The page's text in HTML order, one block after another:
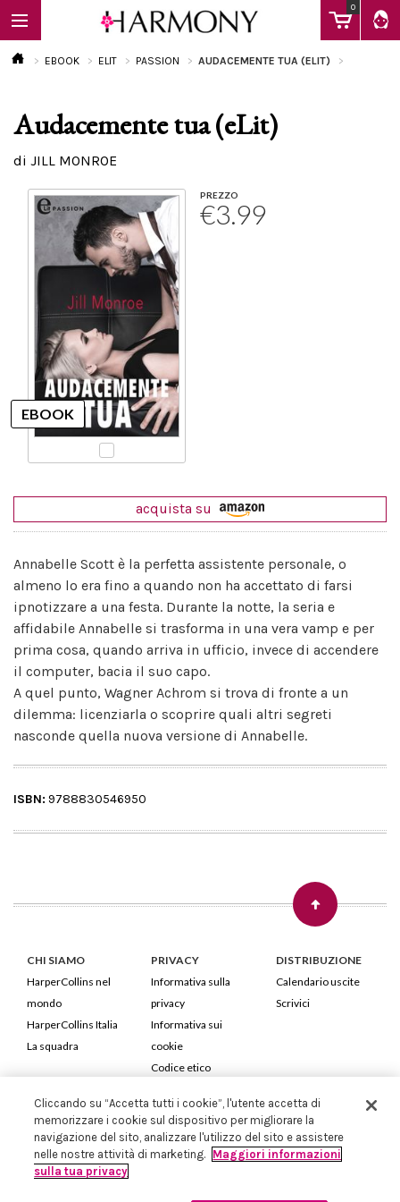
0
EBOOK
Calendario
EBOOK ELIT PASSION AUDACEMENTE TUA (ELIT)
Audacemente tua (eLit)
di JILL MONROE
PREZZO
€3.99
acquista su
Annabelle Scott è la perfetta assistente personale, o
almeno lo era fino a quando non ha accettato di farsi
ipnotizzare a una festa. Durante la notte, la seria e
affidabile Annabelle si trasforma in una vera vamp e per
prima cosa, quando arriva in ufficio, invece di accendere
il computer, bacia il suo capo.
A quel punto, Wagner Achrom si trova di fronte a un
dilemma: licenziarla o scoprire quali altri segreti
nasconde quella nuova versione di Annabelle.
ISBN: 9788830546950
CHI SIAMO
HarperCollins nel
mondo
HarperCollins Italia
La squadra
PRIVACY
Informativa sulla
privacy
Informativa sui
cookie
Codice etico
DISTRIBUZIONE
Calendario uscite
Scrivici
HarperCollins Italia S.p.A. Viale Monte Nero, 84 - 20135 Milano
Cod. Fiscale e P.IVA 05946780151 - Capitale Sociale 258.250 €
Iscritta in Milano al Registro delle imprese nr.198004 e REA nr.1051898
Cliccando su “Accetta tutti i cookie”, l'utente accetta di
memorizzare i cookie sul dispositivo per migliorare la
navigazione del sito, analizzare l'utilizzo del sito e assistere
nelle nostre attività di marketing. Maggiori informazioni
sulla tua privacy